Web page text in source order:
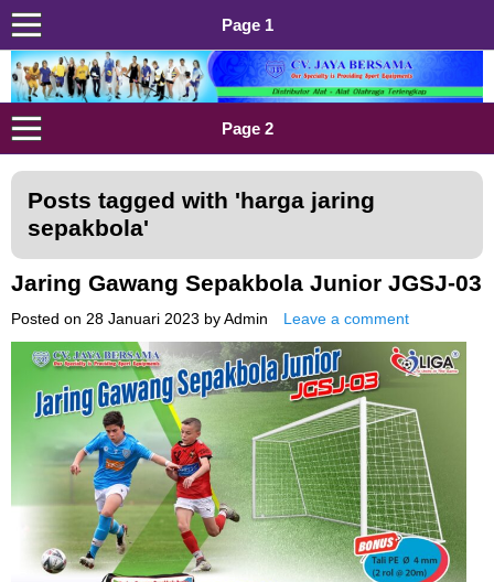
Page 1
Distributor Alat Olahraga
Jual Alat Olahraga Murah, Lengkap dan Berkualitas
Page 2
Posts tagged with 'harga jaring
sepakbola'
Jaring Gawang Sepakbola Junior JGSJ-03
Posted on 28 Januari 2023 by Admin Leave a comment